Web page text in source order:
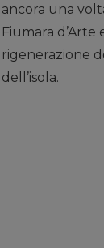
ancora una
Fiumara
rigenerazione
dell’isola.